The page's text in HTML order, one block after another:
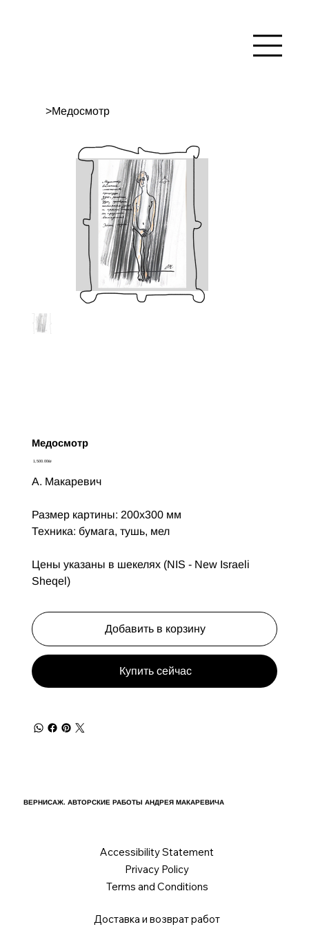
>Медосмотр
Медосмотр
Цена‏1,500.00 ‏₪
А. Макаревич
Размер картины: 200x300 мм
Техника: бумага, тушь, мел
Цены указаны в шекелях (NIS - New Israeli
Sheqel)
Добавить в корзину
Купить сейчас
ВЕРНИСАЖ. АВТОРСКИЕ РАБОТЫ АНДРЕЯ МАКАРЕВИЧА
Accessibility Statement
Privacy Policy
Terms and Conditions
Доставка и возврат работ